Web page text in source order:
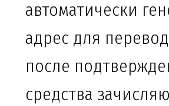
автоматически
адрес для
после
средства